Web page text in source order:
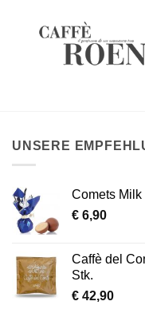
UNSERE
Comets Milk
€ 6,90
Caffè del
Stk.
€ 42,90